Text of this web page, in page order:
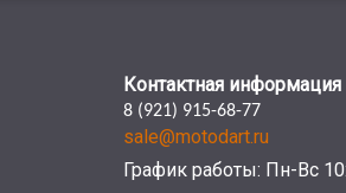
Контактная информация
8 (921) 915-68-77
sale@motodart.ru
График работы: Пн-Вс